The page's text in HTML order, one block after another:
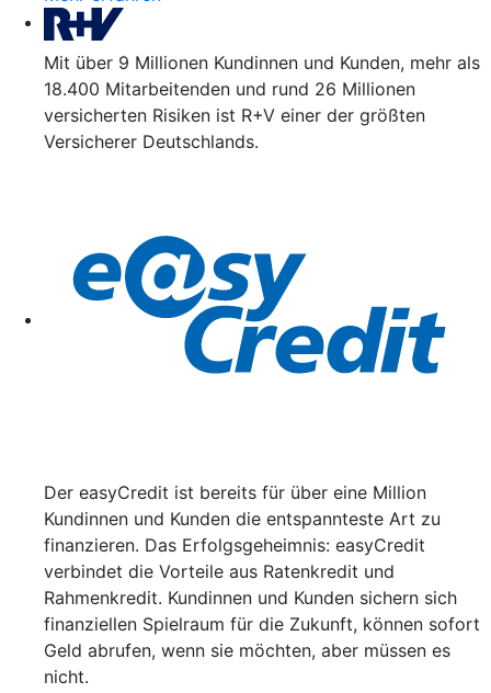
Mit über 9 Millionen Kundinnen und Kunden, mehr als
18.400 Mitarbeitenden und rund 26 Millionen
versicherten Risiken ist R+V einer der größten
Versicherer Deutschlands.
Der easyCredit ist bereits für über eine Million
Kundinnen und Kunden die entspannteste Art zu
finanzieren. Das Erfolgsgeheimnis: easyCredit
verbindet die Vorteile aus Ratenkredit und
Rahmenkredit. Kundinnen und Kunden sichern sich
finanziellen Spielraum für die Zukunft, können sofort
Geld abrufen, wenn sie möchten, aber müssen es
nicht.